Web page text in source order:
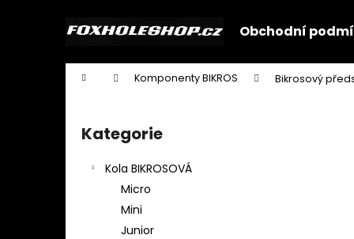
Obchodní
Domů Komponenty BIKROS Bikrosový
Přeskočit
kategorie
Kategorie
Kola BIKROSOVÁ
Micro
Mini
Junior
Zpět
Zpět